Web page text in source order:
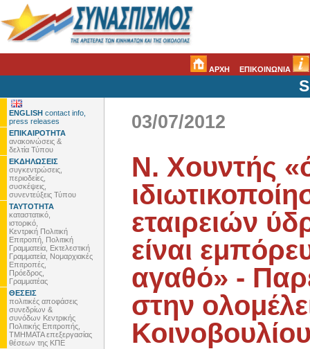
ΑΡΧΗ ΕΠΙΚΟΙΝΩΝΙΑ
ENGLISH contact info,
press releases
ΕΠΙΚΑΙΡΟΤΗΤΑ
ανακοινώσεις &
δελτία Τύπου
ΕΚΔΗΛΩΣΕΙΣ
συγκεντρώσεις,
περιοδείες,
συσκέψεις,
συνεντεύξεις Τύπου
ΤΑΥΤΟΤΗΤΑ
καταστατικό,
ιστορικό,
Κεντρική Πολιτική
Επιτροπή, Πολιτική
Γραμματεία, Εκτελεστική
Γραμματεία, Νομαρχιακές
Επιτροπές,
Πρόεδρος,
Γραμματέας
ΘΕΣΕΙΣ
πολιτικές αποφάσεις
συνεδρίων &
συνόδων Κεντρικής
Πολιτικής Επιτροπής,
ΤΜΗΜΑΤΑ επεξεργασίας
θέσεων της ΚΠΕ
03/07/2012
Ν. Χουντής
εταιρειών
είναι
αγαθό» -
στην